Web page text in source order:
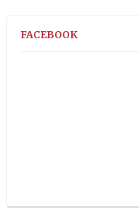
FACEBOOK